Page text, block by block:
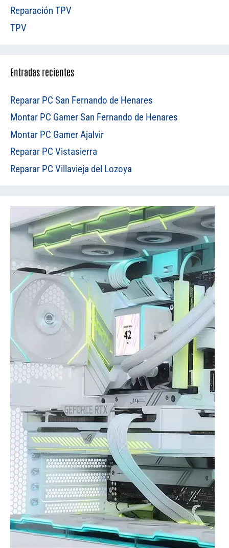
Reparación TPV
TPV
Entradas recientes
Reparar PC San Fernando de Henares
Montar PC Gamer San Fernando de Henares
Montar PC Gamer Ajalvir
Reparar PC Vistasierra
Reparar PC Villavieja del Lozoya